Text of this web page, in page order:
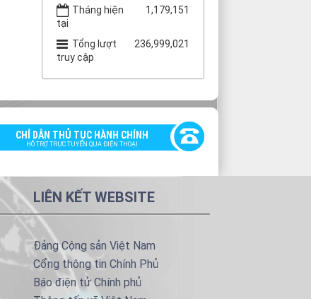
Tháng hiện
tại
1,179,151
Tổng lượt
truy cập
236,999,021
CHỈ DẪN THỦ TỤC HÀNH CHÍNH
HỖ TRỢ TRỰC TUYẾN QUA ĐIỆN THOẠI
LIÊN KẾT WEBSITE
Đảng Cộng sản Việt Nam
Cổng thông tin Chính Phủ
Báo điện tử Chính phủ